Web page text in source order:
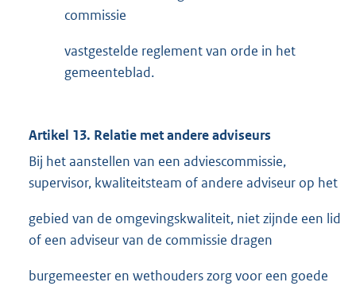
commissie
vastgestelde reglement van orde in het
gemeenteblad.
Artikel 13. Relatie met andere adviseurs
Bij het aanstellen van een adviescommissie,
supervisor, kwaliteitsteam of andere adviseur op het
gebied van de omgevingskwaliteit, niet zijnde een lid
of een adviseur van de commissie dragen
burgemeester en wethouders zorg voor een goede